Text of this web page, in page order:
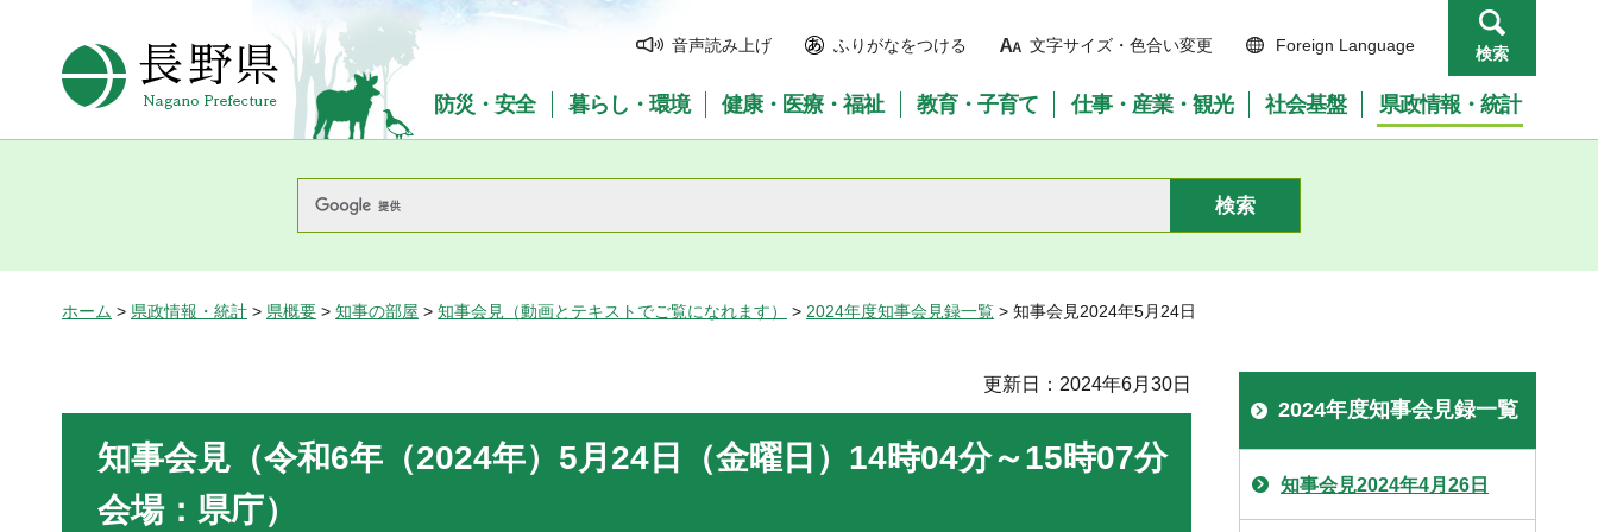
長野県Nagano Prefecture
音声読み上げ ふりがなをつける 文字サイズ・色合い変更 Foreign Language 検索
防災・安全 暮らし・環境 健康・医療・福祉 教育・子育て 仕事・産業・観光 社会基盤 県政情報・統計
ホーム > 県政情報・統計 > 県概要 > 知事の部屋 > 知事会見（動画とテキストでご覧になれます） > 2024年度知事会見録一覧 > 知事会見2024年5月24日
更新日：2024年6月30日
知事会見（令和6年（2024年）5月24日（金曜日）14時04分～15時07分
会場：県庁）
2024年度知事会見録一覧
知事会見2024年4月26日